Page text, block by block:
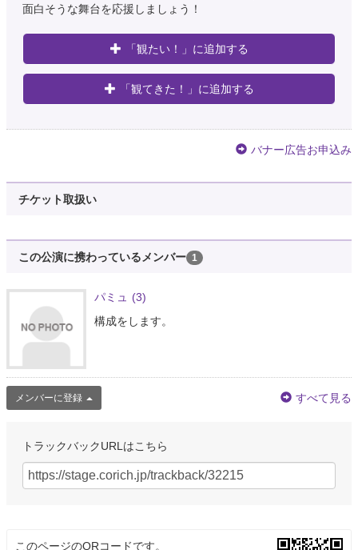
面白そうな舞台を応援しましょう！
「観たい！」に追加する
「観てきた！」に追加する
バナー広告お申込み
チケット取扱い
この公演に携わっているメンバー 1
パミュ
(3)
構成をします。
メンバーに登録 すべて見る
トラックバックURLはこちら
このページのQRコードです。